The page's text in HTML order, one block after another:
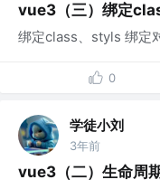
vue3（三）绑定
绑定class、styls 绑定
0
学徒小刘
3年前
vue3（二）生命周